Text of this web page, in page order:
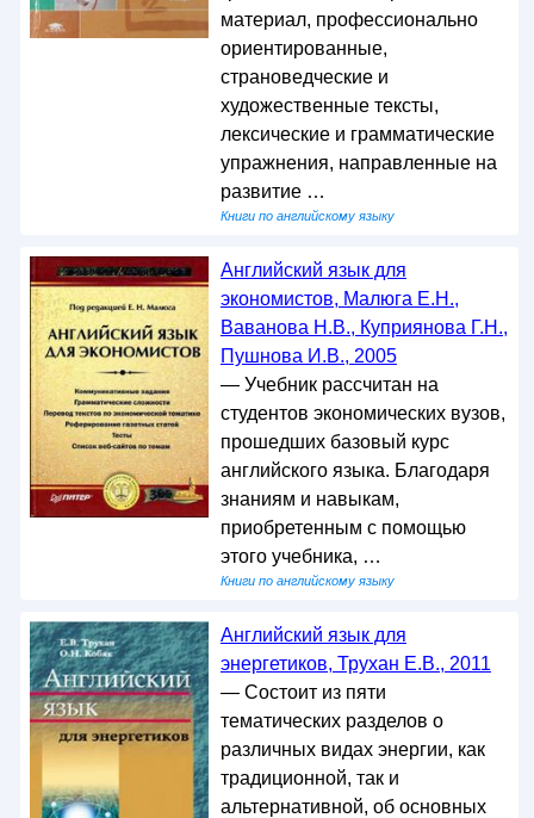
материал, профессионально
ориентированные,
страноведческие и
художественные тексты,
лексические и грамматические
упражнения, направленные на
развитие …
Книги по английскому языку
Английский язык для
экономистов, Малюга Е.Н.,
Ваванова Н.В., Куприянова Г.Н.,
Пушнова И.В., 2005
— Учебник рассчитан на
студентов экономических вузов,
прошедших базовый курс
английского языка. Благодаря
знаниям и навыкам,
приобретенным с помощью
этого учебника, …
Книги по английскому языку
Английский язык для
энергетиков, Трухан Е.В., 2011
— Состоит из пяти
тематических разделов о
различных видах энергии, как
традиционной, так и
альтернативной, об основных